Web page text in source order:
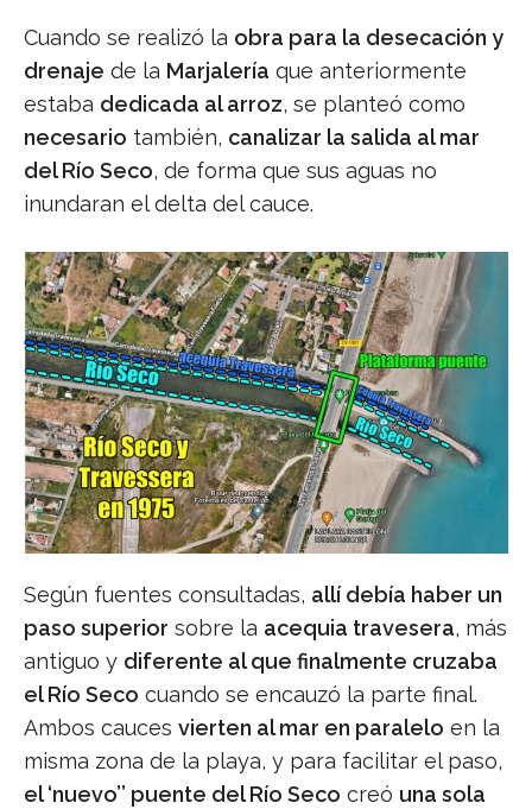
Cuando se realizó la obra para la desecación y
drenaje de la Marjalería que anteriormente
estaba dedicada al arroz, se planteó como
necesario también, canalizar la salida al mar
del Río Seco, de forma que sus aguas no
inundaran el delta del cauce.
Según fuentes consultadas, allí debía haber un
paso superior sobre la acequia travesera, más
antiguo y diferente al que finalmente cruzaba
el Río Seco cuando se encauzó la parte final.
Ambos cauces vierten al mar en paralelo en la
misma zona de la playa, y para facilitar el paso,
el ‘nuevo’’ puente del Río Seco creó una sola